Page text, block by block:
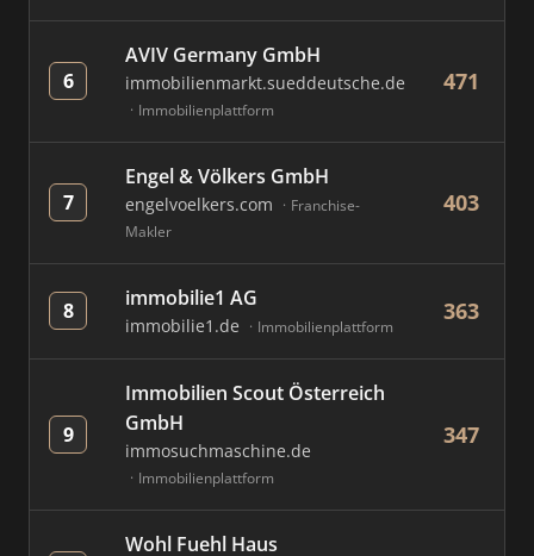
6
AVIV Germany GmbH
immobilienmarkt.sueddeutsche.de
Immobilienplattform
471
7
Engel & Völkers GmbH
engelvoelkers.com
Franchise-
Makler
403
8 immobilie1 AG
immobilie1.de Immobilienplattform
363
9
Immobilien Scout Österreich
GmbH
immosuchmaschine.de
Immobilienplattform
347
Wohl Fuehl Haus